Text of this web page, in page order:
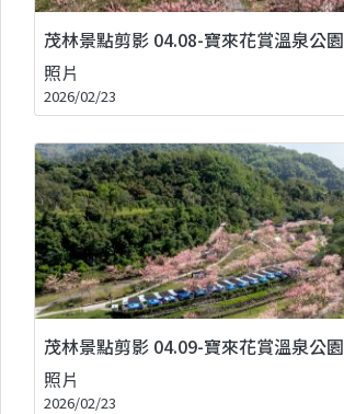
茂林景點剪影 04.08-寶來花賞溫泉公園
照片
2026/02/23
茂林景點剪影 04.09-寶來花賞溫泉公園
照片
2026/02/23